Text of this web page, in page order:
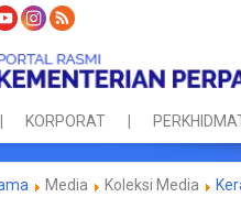
KORPORAT
Media Koleksi Media